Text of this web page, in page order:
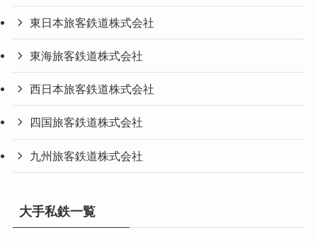
東日本旅客鉄道株式会社
東海旅客鉄道株式会社
西日本旅客鉄道株式会社
四国旅客鉄道株式会社
九州旅客鉄道株式会社
大手私鉄一覧